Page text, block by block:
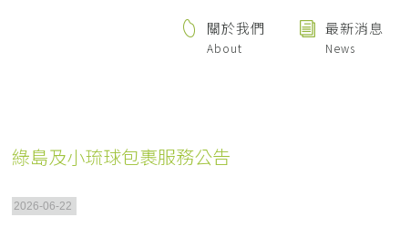
關於我們
About
最新消息
News
綠島及小琉球包裹服務公告
2026-06-22